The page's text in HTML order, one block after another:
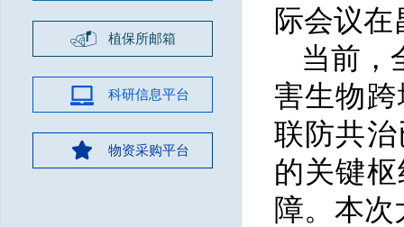
植保所邮箱
科研信息平台
物资采购平台
际会议
当前，
害生物
联防共
的关键
障。本次